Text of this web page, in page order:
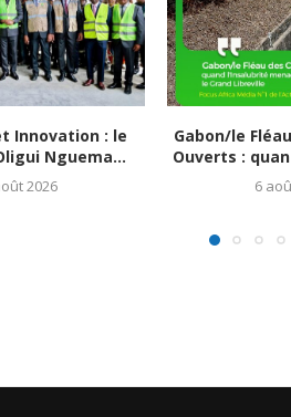
Innovation : le
Nguema...
2026
Gabon/le
Ouverts :
6